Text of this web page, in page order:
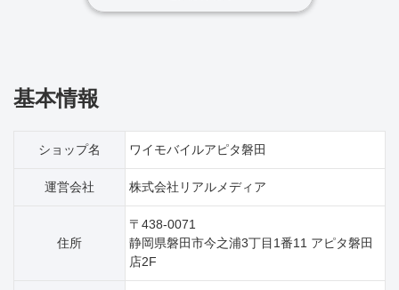
基本情報
ショップ名 ワイモバイルアピタ磐田
運営会社 株式会社リアルメディア
住所
〒438-0071
静岡県磐田市今之浦3丁目1番11 アピタ磐田
店2F